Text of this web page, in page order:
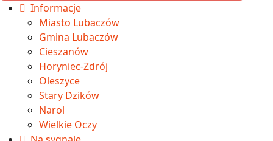
Informacje
Miasto Lubaczów
Gmina Lubaczów
Cieszanów
Horyniec-Zdrój
Oleszyce
Stary Dzików
Narol
Wielkie Oczy